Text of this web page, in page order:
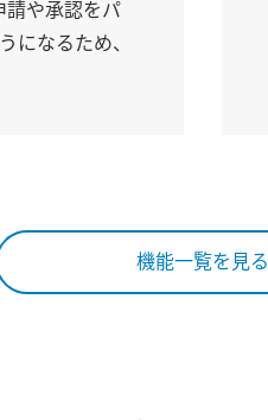
請や承認をパ
になるため、
機能一覧を見る